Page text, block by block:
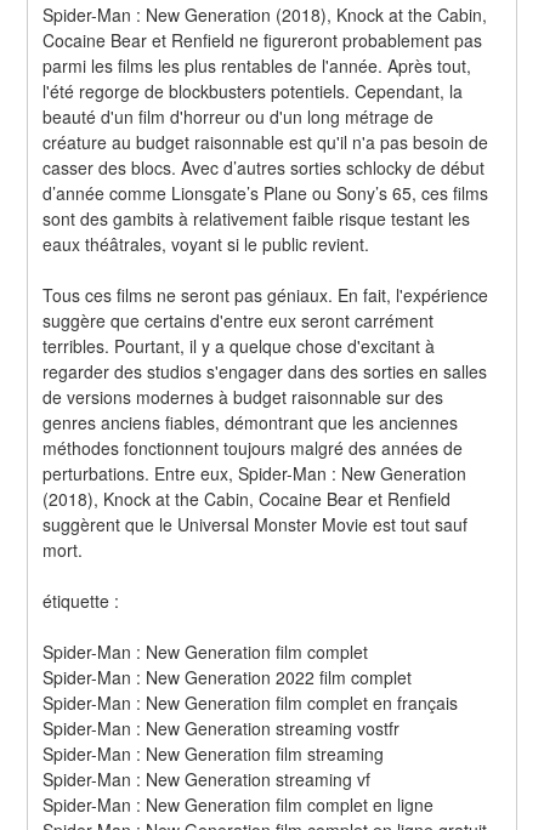
Spider-Man : New Generation (2018), Knock at the Cabin,
Cocaine Bear et Renfield ne figureront probablement pas
parmi les films les plus rentables de l'année. Après tout,
l'été regorge de blockbusters potentiels. Cependant, la
beauté d'un film d'horreur ou d'un long métrage de
créature au budget raisonnable est qu'il n'a pas besoin de
casser des blocs. Avec d’autres sorties schlocky de début
d’année comme Lionsgate’s Plane ou Sony’s 65, ces films
sont des gambits à relativement faible risque testant les
eaux théâtrales, voyant si le public revient.
Tous ces films ne seront pas géniaux. En fait, l'expérience
suggère que certains d'entre eux seront carrément
terribles. Pourtant, il y a quelque chose d'excitant à
regarder des studios s'engager dans des sorties en salles
de versions modernes à budget raisonnable sur des
genres anciens fiables, démontrant que les anciennes
méthodes fonctionnent toujours malgré des années de
perturbations. Entre eux, Spider-Man : New Generation
(2018), Knock at the Cabin, Cocaine Bear et Renfield
suggèrent que le Universal Monster Movie est tout sauf
mort.
étiquette :
Spider-Man : New Generation film complet
Spider-Man : New Generation 2022 film complet
Spider-Man : New Generation film complet en français
Spider-Man : New Generation streaming vostfr
Spider-Man : New Generation film streaming
Spider-Man : New Generation streaming vf
Spider-Man : New Generation film complet en ligne